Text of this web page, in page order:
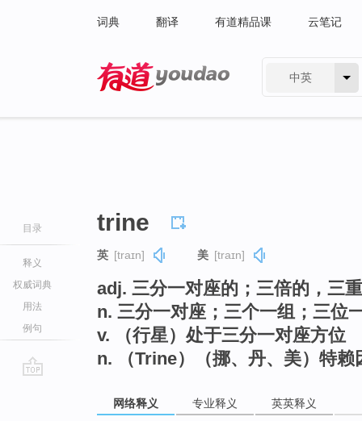
词典 翻译 有道精品课 云笔记
中英
目录
释义
权威词典
用法
例句
trine
英 [traɪn] 美 [traɪn]
adj. 三分一对座的；三倍的，三
n. 三分一对座；三个一组；三位
v. （行星）处于三分一对座方位
n. （Trine）（挪、丹、美）特赖
网络释义 专业释义 英英释义